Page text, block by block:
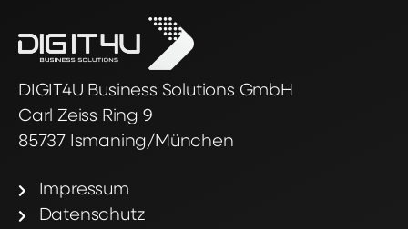
DIGIT4U Business Solutions GmbH
Carl Zeiss Ring 9
85737 Ismaning/München
Impressum
Datenschutz